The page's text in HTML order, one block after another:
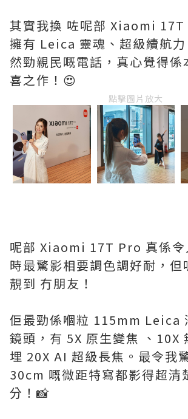
其實我換 咗呢部 Xiaomi
擁有 Leica 靈魂、超級續航
然勁親民嘅電話，真心覺得係
喜之作！😍
點擊圖片放大
呢部 Xiaomi 17T Pro 真係令
時最驚影相要調色調好耐，但
靚到 冇朋友！
佢最勁係嗰粒 115mm Leica
鏡頭，有 5X 原生變焦 、10X
埋 20X AI 超級長焦。最令我
30cm 嘅微距特寫都影得超清
分！📸